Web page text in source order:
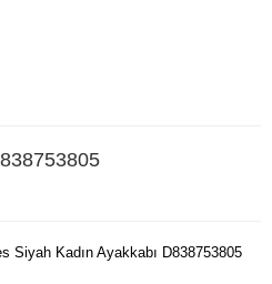
Siyah Kadın Ayakkabı D838753805